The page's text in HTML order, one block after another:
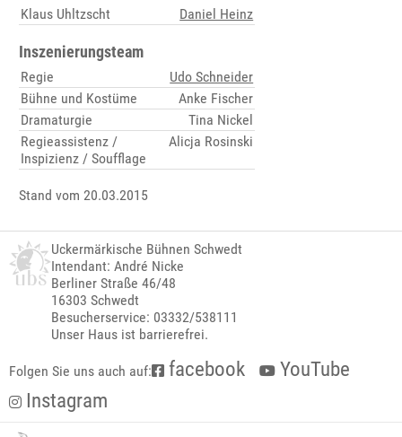
Klaus Uhltzscht Daniel Heinz
Inszenierungsteam
Regie
Udo Schneider
Bühne und Kostüme
Anke Fischer
Dramaturgie
Tina Nickel
Regieassistenz /
Inspizienz / Soufflage
Alicja Rosinski
Stand vom 20.03.2015
Uckermärkische Bühnen Schwedt
Intendant: André Nicke
Berliner Straße 46/48
16303 Schwedt
Besucherservice: 03332/538111
Unser Haus ist barrierefrei.
Folgen Sie uns auch auf: facebook
YouTube
Instagram